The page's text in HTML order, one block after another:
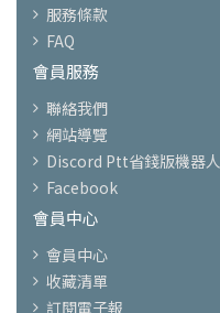
服務條款
FAQ
會員服務
聯絡我們
網站導覽
Discord Ptt省錢版機器人
Facebook
會員中心
會員中心
收藏清單
訂閱電子報